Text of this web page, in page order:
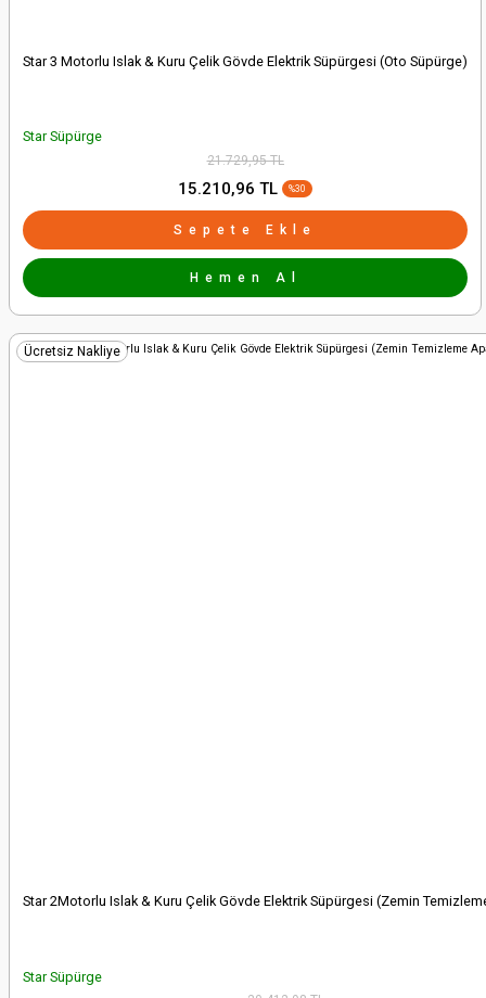
Star 3 Motorlu Islak & Kuru Çelik Gövde Elektrik Süpürgesi (Oto Süpürge)
Star Süpürge
21.729,95 TL
15.210,96 TL %30
Sepete Ekle
Hemen Al
Ücretsiz Nakliye
Star 2Motorlu Islak & Kuru Çelik Gövde Elektrik Süpürgesi (Zemin
Star Süpürge